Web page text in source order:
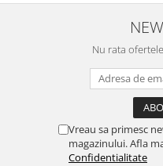
Nu rata
Vreau sa primesc
magazinului. Afla
Confidentialitate